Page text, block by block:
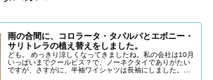
雨の合間に、コロラータ・タパルパとエボニー・
サリトレラの植え替えをしました。
ども。 めっきり涼しくなってきましたね。私の会社は10月
いっぱいまでクールビス？で、ノーネクタイでありがたい
ですが、さすがに、半袖ワイシャツは長袖にしました。電